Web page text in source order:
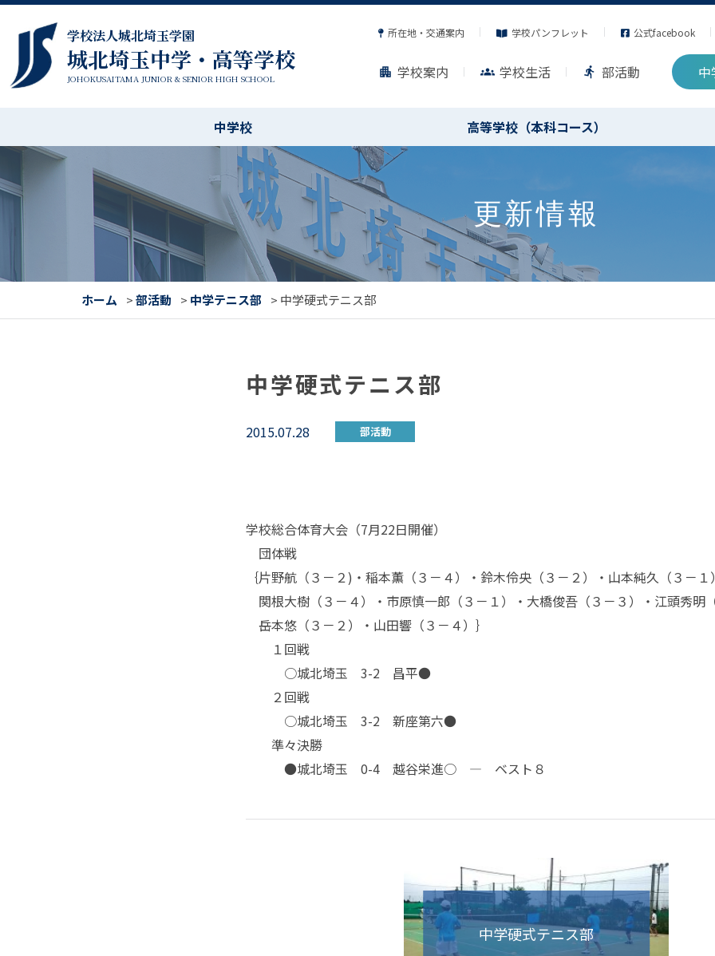
学校法人城北埼玉学園
城北埼玉中学・高等学校
JOHOKUSAITAMA JUNIOR & SENIOR HIGH SCHOOL
所在地・交通案内 学校パンフレット 公式facebook
apartment 学校案内 groups 学校生活 directions_run 部活動 中
中学校 高等学校（本科コース）
更新情報
ホーム >部活動 > 中学テニス部 > 中学硬式テニス部
中学硬式テニス部
2015.07.28 部活動
学校総合体育大会（7月22日開催）
団体戦
｛片野航（３－２)・稲本薫（３－４）・鈴木伶央（３－２）・山本純久（３－１
関根大樹（３－４）・市原慎一郎（３－１）・大橋俊吾（３－３）・江頭秀明
岳本悠（３－２）・山田響（３－４）｝
１回戦
○城北埼玉 3-2 昌平●
２回戦
○城北埼玉 3-2 新座第六●
準々決勝
●城北埼玉 0-4 越谷栄進○ — ベスト８
中学硬式テニス部